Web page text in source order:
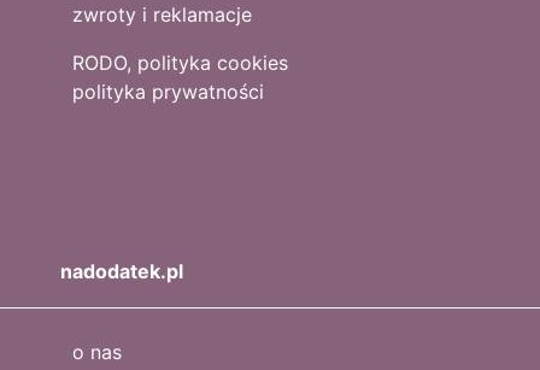
zwroty i reklamacje
RODO, polityka cookies
polityka prywatności
nadodatek.pl
o nas